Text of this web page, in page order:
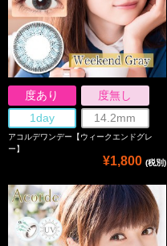
度あり
度無し
1day
14.2mm
アコルデワンデー【ウィークエンドグレ
ー】
¥1,800 (税別)